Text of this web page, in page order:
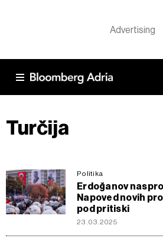
Turčija
Politika
Erdoğanov
Napoved novih
pod pritiski
23.03.2025